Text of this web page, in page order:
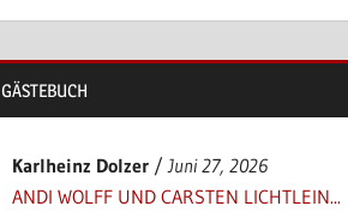
GÄSTEBUCH
Karlheinz Dolzer / Juni 27, 2026
ANDI WOLFF UND CARSTEN LICHTLEIN...